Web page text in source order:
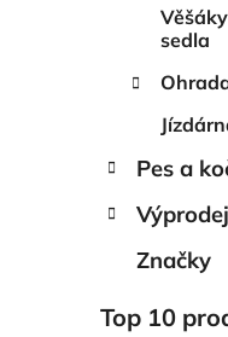
sedla
Pes a
Výprodej
Značky
Top 10